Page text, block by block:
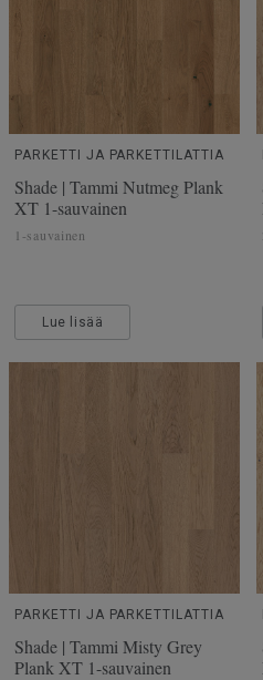
PARKETTI JA PARKETTILATTIA
Shade | Tammi Nutmeg Plank
XT 1-sauvainen
1-sauvainen
Lue lisää
PARKETTI JA PARKETTILATTIA
Shade | Tammi Misty Grey
Plank XT 1-sauvainen